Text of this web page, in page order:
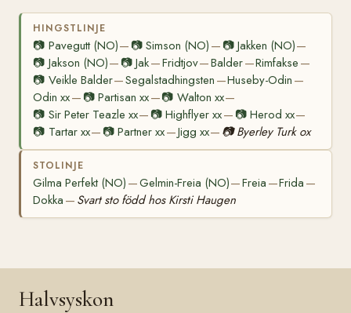
HINGSTLINJE
📷 Pavegutt (NO)— 📷Simson (NO) — 📷Jakken (NO)—
📷 Jakson (NO)— 📷Jak—Fridtjov—Balder—Rimfakse —
📷 Veikle Balder—Segalstadhingsten —Huseby-Odin —
Odin xx— 📷Partisan xx—📷 Walton xx—
📷 Sir Peter Teazle xx— 📷Highflyer xx— 📷 Herod xx—
📷 Tartar xx— 📷Partner xx—Jigg xx— 📷 Byerley Turk ox
STOLINJE
Gilma Perfekt (NO) —Gelmin-Freia (NO)—Freia —Frida —
Dokka — Svart sto född hos Kirsti Haugen
Halvsyskon